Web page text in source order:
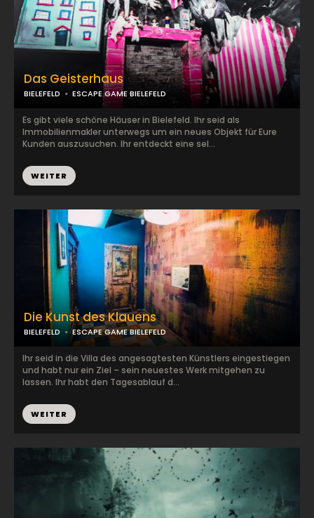
Das Geisterhaus
BIELEFELD ESCAPE GAME BIELEFELD
Es gibt viele schöne Häuser in Bielefeld. Ihr seid als
Immobilienmakler unterwegs um ein neues Objekt für Eure
Kunden auszusuchen. Ihr entdeckt eine sel...
WEITER
Die Kunst des Klauens
BIELEFELD ESCAPE GAME BIELEFELD
Ihr seid in die Villa des angesagtesten Künstlers eingestiegen
und habt nur ein Ziel – sein neuestes Werk mitgehen zu
lassen. Ihr habt den Tagesablauf d...
WEITER